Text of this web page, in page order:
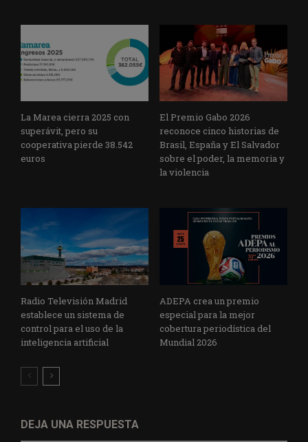
La Marea cierra 2025 con
superávit, pero su
cooperativa pierde 38.542
euros
El Premio Gabo 2026
reconoce cinco historias de
Brasil, España y El Salvador
sobre el poder, la memoria y
la violencia
Radio Televisión Madrid
establece un sistema de
control para el uso de la
inteligencia artificial
ADEPA crea un premio
especial para la mejor
cobertura periodística del
Mundial 2026
DEJA UNA RESPUESTA